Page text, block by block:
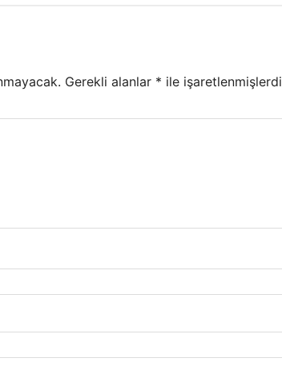
Gerekli alanlar * ile